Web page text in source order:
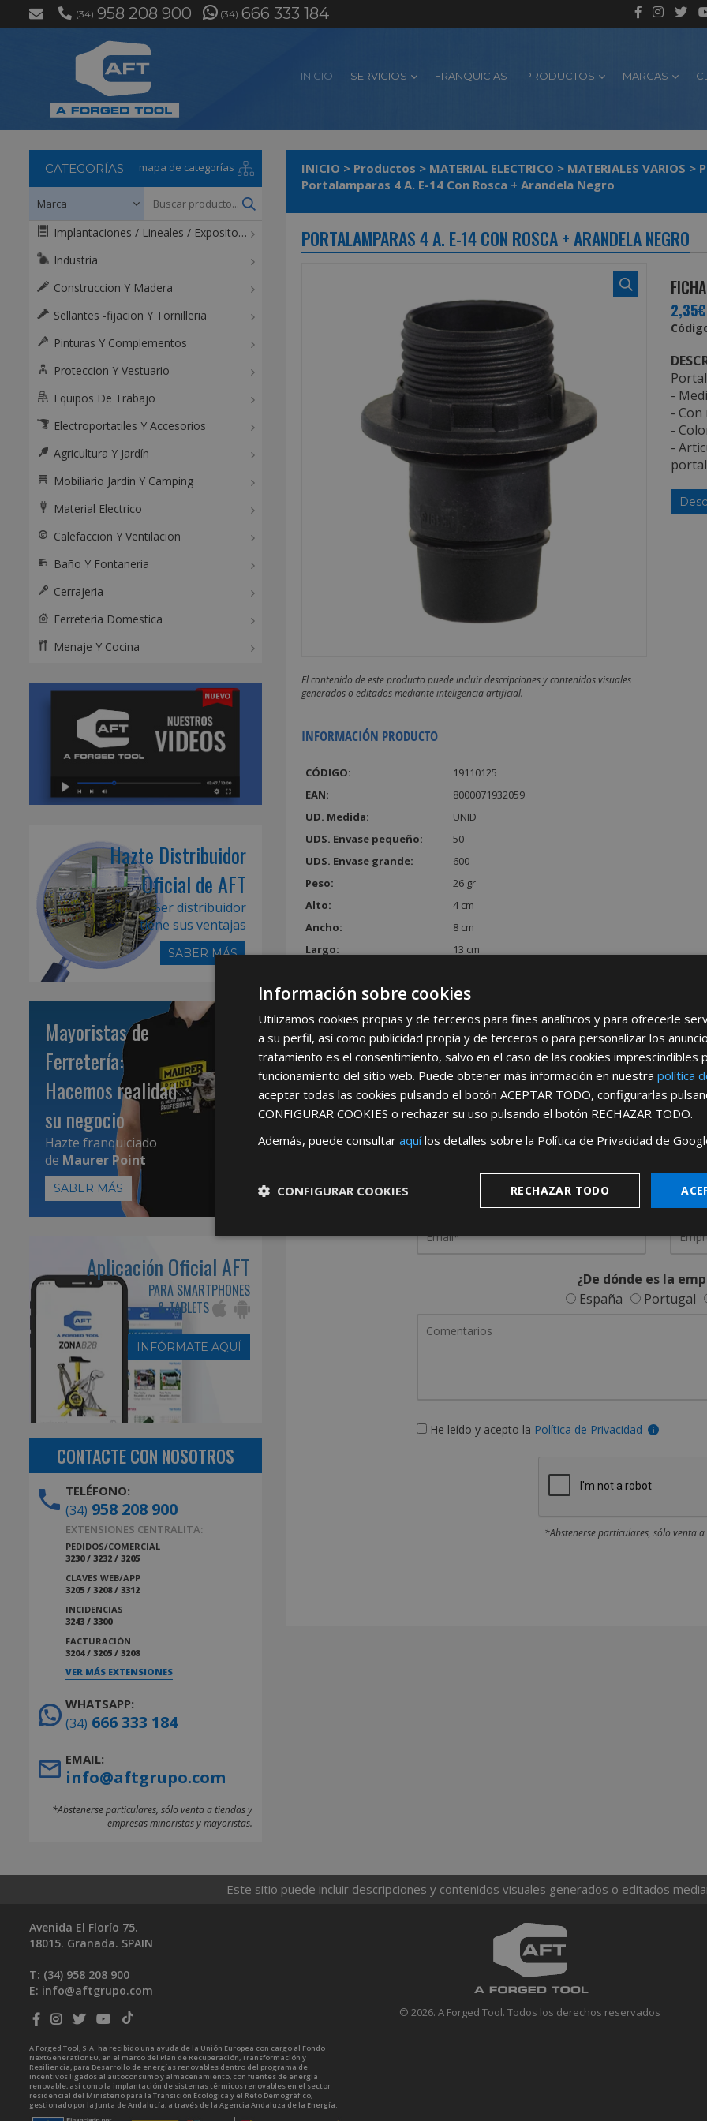
(34) 958 208 900 (34) 666 333 184
INICIO SERVICIOS FRANQUICIAS PRODUCTOS MARCAS
INICIO > Productos > MATERIAL ELECTRICO > MATERIALES VARIOS >
Portalamparas 4 A. E-14 Con Rosca + Arandela Negro
PORTALAMPARAS 4 A. E-14 CON ROSCA + ARANDELA NEGRO
El contenido de este producto puede incluir descripciones y contenidos visuales
generados o editados mediante inteligencia artificial.
INFORMACIÓN PRODUCTO
CÓDIGO:
19110125
EAN:
8000071932059
UD. Medida:
UNID
UDS. Envase pequeño:
50
UDS. Envase grande:
600
Peso:
26 gr
Alto:
4 cm
Ancho:
8 cm
Largo:
13 cm
2,35€
-
- Con
-
-
REGÍSTRATE PARA HACERTE
Desdeaquípodrá ver todas las
Rellene este formulario y nos pondremos en contacto
¿De dónde es la
España
Portugal
He leído y acepto la Política de Privacidad
*Abstenerse particulares, sólo venta
CATEGORÍAS mapa de categorías
Implantaciones / Lineales / Expositores / Mostradores
Industria
Construccion Y Madera
Sellantes -fijacion Y Tornilleria
Pinturas Y Complementos
Proteccion Y Vestuario
Equipos De Trabajo
Electroportatiles Y Accesorios
Agricultura Y Jardín
Mobiliario Jardin Y Camping
Material Electrico
Calefaccion Y Ventilacion
Baño Y Fontaneria
Cerrajeria
Ferreteria Domestica
Menaje Y Cocina
Hazte Distribuidor
Oficial de AFT
Ser distribuidor
tiene sus ventajas
SABER MÁS
Mayoristas de
Ferretería:
Hacemos realidad
su negocio
Hazte franquiciado
de Maurer Point
SABER MÁS
Aplicación Oficial AFT
PARA SMARTPHONES
& TABLETS
INFÓRMATE AQUÍ
CONTACTE CON NOSOTROS
TELÉFONO:
(34) 958 208 900
EXTENSIONES CENTRALITA:
PEDIDOS/COMERCIAL
3230 / 3232 / 3205
CLAVES WEB/APP
3205 / 3208 / 3312
INCIDENCIAS
3243 / 3300
FACTURACIÓN
3204 / 3205 / 3208
VER MÁS EXTENSIONES
WHATSAPP:
(34) 666 333 184
EMAIL:
info@aftgrupo.com
*Abstenerse particulares, sólo venta a tiendas y
empresas minoristas y mayoristas.
Este sitio puede incluir descripciones y contenidos visuales generados o editados
© 2026. A Forged Tool. Todos los derechos reservados
Avenida El Florío 75.
18015. Granada. SPAIN
T: (34) 958 208 900
E: info@aftgrupo.com
A Forged Tool, S.A. ha recibido una ayuda de la Unión Europea con cargo al Fondo
NextGenerationEU, en el marco del Plan de Recuperación, Transformación y
Resiliencia, para Desarrollo de energías renovables dentro del programa de
incentivos ligados al autoconsumo y almacenamiento, con fuentes de energía
renovable, así como la implantación de sistemas térmicos renovables en el sector
residencial del Ministerio para la Transición Ecológica y el Reto Demográfico,
gestionado por la Junta de Andalucía, a través de la Agencia Andaluza de la Energía.
Información sobre cookies
Utilizamos cookies propias y de terceros para fines analíticos y para ofrecerle
a su perfil, así como publicidad propia y de terceros o para personalizar los
tratamiento es el consentimiento, salvo en el caso de las cookies imprescindibles
funcionamiento del sitio web. Puede obtener más información en nuestra política
aceptar todas las cookies pulsando el botón ACEPTAR TODO, configurarlas
CONFIGURAR COOKIES o rechazar su uso pulsando el botón RECHAZAR TODO.
Además, puede consultar aquílos detalles sobre la Política de Privacidad de
RECHAZAR TODO
CONFIGURAR COOKIES